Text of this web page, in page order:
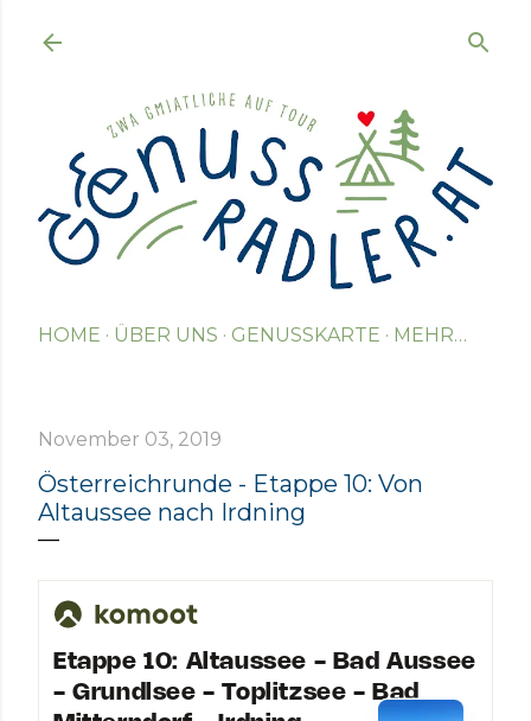
HOME ÜBER UNS GENUSSKARTE MEHR…
November 03, 2019
Österreichrunde - Etappe 10: Von
Altaussee nach Irdning